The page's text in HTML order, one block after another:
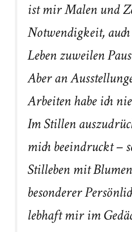
ist mir Malen und
Notwendigkeit,
Leben zuweilen
Aber an
Arbeiten habe ich
Im Stillen
mich beeindruckt –
Stilleben mit
besonderer
lebhaft mir im